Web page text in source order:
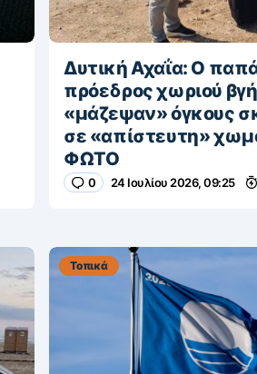
Δυτική Αχαΐα: Ο
πρόεδρος χωριού
«μάζεψαν» όγκους
σε «απίστευτη»
ΦΩΤΟ
0 24 Ιουλίου 2026, 09:25
Τοπικά